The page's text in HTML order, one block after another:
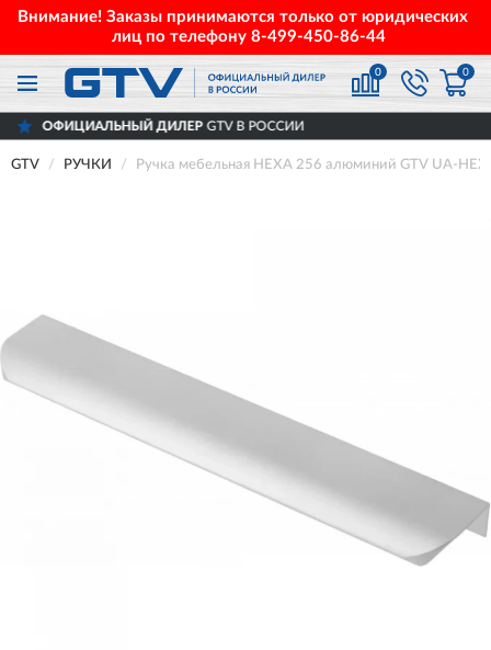
Внимание! Заказы принимаются только от юридических
лиц по телефону 8-499-450-86-44
0 0
ДИЛЕРGTV В РОССИИ
GTV РУЧКИ Ручка мебельная HEXA 256 алюминий GTV UA-